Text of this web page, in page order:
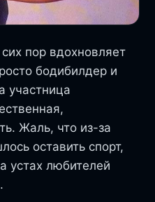
пор вдохновляет
бодибилдер и
участница
Жаль, что из-за
оставить спорт,
устах любителей